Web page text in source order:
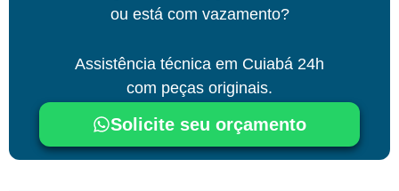
ou está com vazamento?
Assistência técnica em Cuiabá 24h
com peças originais.
Solicite seu orçamento